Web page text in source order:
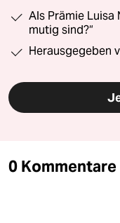
Als Prämie Luisa
mutig sind?“
Herausgegeben
0 Kommentare